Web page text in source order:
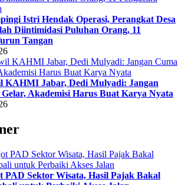
Istri Hendak Operasi, Perangkat Desa
Diintimidasi Puluhan Orang, 11
Tangan
KAHMI Jabar, Dedi Mulyadi: Jangan
Akademisi Harus Buat Karya Nyata
PAD Sektor Wisata, Hasil Pajak Bakal